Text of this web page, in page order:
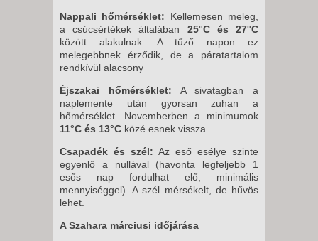
Nappali hőmérséklet: Kellemesen meleg,
a csúcsértékek általában 25°C és 27°C
között alakulnak. A tűző napon ez
melegebbnek érződik, de a páratartalom
rendkívül alacsony
Éjszakai hőmérséklet: A sivatagban a
naplemente után gyorsan zuhan a
hőmérséklet. Novemberben a minimumok
11°C és 13°C közé esnek vissza.
Csapadék és szél: Az eső esélye szinte
egyenlő a nullával (havonta legfeljebb 1
esős nap fordulhat elő, minimális
mennyiséggel). A szél mérsékelt, de hűvös
lehet.
A Szahara márciusi időjárása